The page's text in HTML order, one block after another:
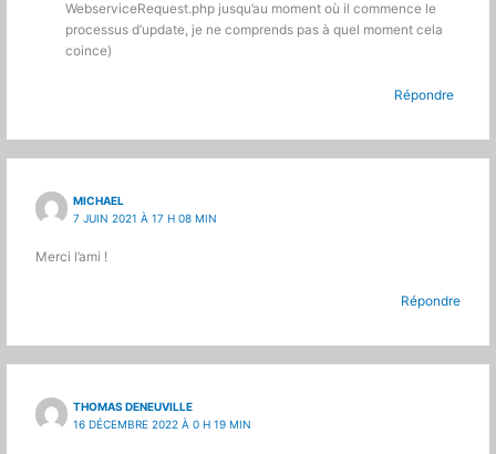
WebserviceRequest.php jusqu’au moment où il commence le
processus d’update, je ne comprends pas à quel moment cela
coince)
Répondre
MICHAEL
7 JUIN 2021 À 17 H 08 MIN
Merci l’ami !
Répondre
THOMAS DENEUVILLE
16 DÉCEMBRE 2022 À 0 H 19 MIN